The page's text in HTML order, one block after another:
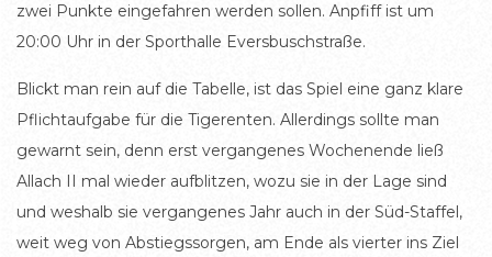
zwei Punkte eingefahren werden sollen. Anpfiff ist um
20:00 Uhr in der Sporthalle Eversbuschstraße.
Blickt man rein auf die Tabelle, ist das Spiel eine ganz klare
Pflichtaufgabe für die Tigerenten. Allerdings sollte man
gewarnt sein, denn erst vergangenes Wochenende ließ
Allach II mal wieder aufblitzen, wozu sie in der Lage sind
und weshalb sie vergangenes Jahr auch in der Süd-Staffel,
weit weg von Abstiegssorgen, am Ende als vierter ins Ziel